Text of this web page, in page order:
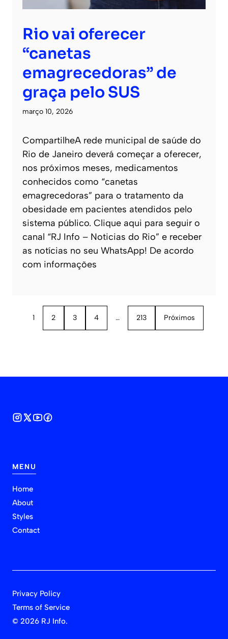
Rio vai oferecer
“canetas
emagrecedoras” de
graça pelo SUS
março 10, 2026
CompartilheA rede municipal de saúde do
Rio de Janeiro deverá começar a oferecer,
nos próximos meses, medicamentos
conhecidos como “canetas
emagrecedoras” para o tratamento da
obesidade em pacientes atendidos pelo
sistema público. Clique aqui para seguir o
canal “RJ Info – Noticias do Rio” e receber
as notícias no seu WhatsApp! De acordo
com informações
1 2 3 4 … 213 Próximos
MENU
Home
About
Styles
Contact
© 2026 RJ Info.
Privacy Policy
Terms of Service